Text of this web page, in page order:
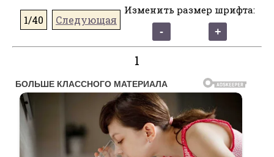
1/40 Следующая
Изменить размер шрифта:
1